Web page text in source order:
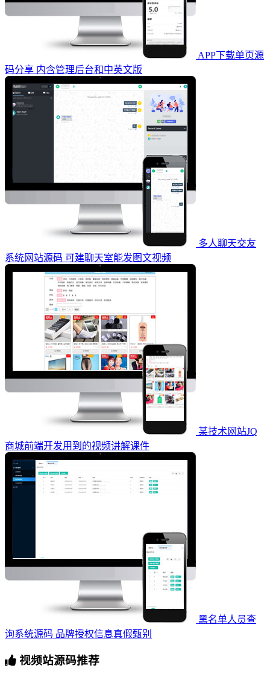
APP下载单页源
码分享 内含管理后台和中英文版
多人聊天交友
系统网站源码 可建聊天室能发图文视频
某技术网站JQ
商城前端开发用到的视频讲解课件
黑名单人员查
询系统源码 品牌授权信息真假甄别
视频站源码推荐